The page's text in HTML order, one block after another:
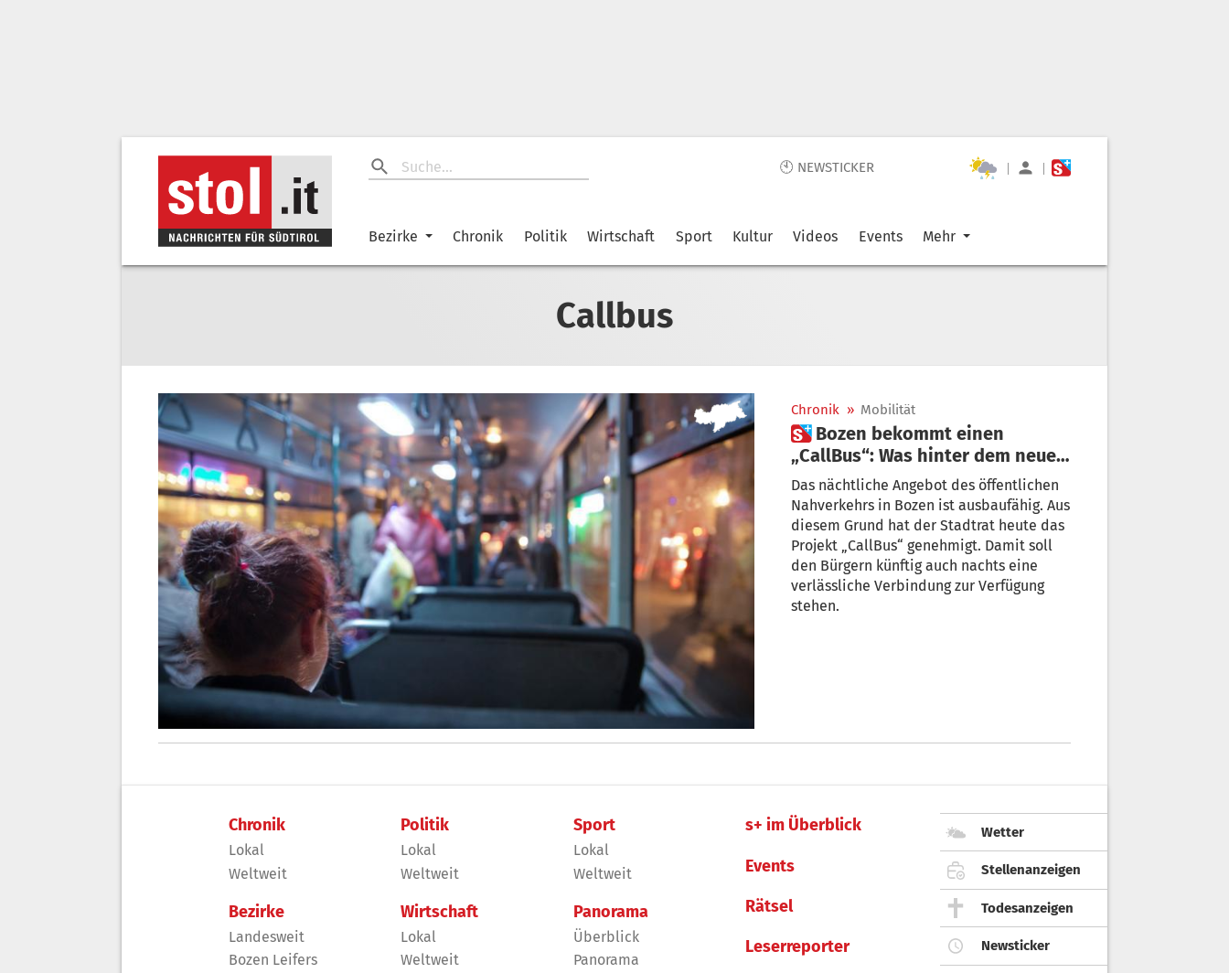
🕙 NEWSTICKER | |
Bezirke Chronik Politik Wirtschaft Sport Kultur Videos Events Mehr
Callbus
Chronik » Mobilität
 Bozen bekommt einen
„CallBus“: Was hinter dem neuen
Öffi-Angebot steckt
Das nächtliche Angebot des öffentlichen
Nahverkehrs in Bozen ist ausbaufähig. Aus
diesem Grund hat der Stadtrat heute das
Projekt „CallBus“ genehmigt. Damit soll
den Bürgern künftig auch nachts eine
verlässliche Verbindung zur Verfügung
stehen.
Chronik
Lokal
Weltweit
Bezirke
Landesweit
Bozen Leifers
Politik
Lokal
Weltweit
Wirtschaft
Lokal
Weltweit
Sport
Lokal
Weltweit
Panorama
Überblick
Panorama
s+ im Überblick
Events
Rätsel
Leserreporter
Wetter
Stellenanzeigen
Todesanzeigen
Newsticker